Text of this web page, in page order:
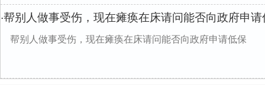
·帮别人做事受伤，现在瘫痪在床请问能否向政府申请
帮别人做事受伤，现在瘫痪在床请问能否向政府申请低保